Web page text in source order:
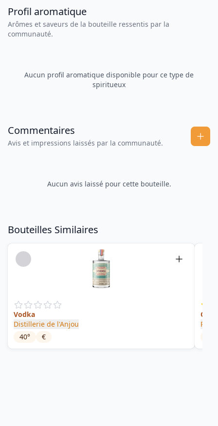
Profil aromatique
Arômes et saveurs de la bouteille ressentis par la
communauté.
Aucun profil aromatique disponible pour ce type de
spiritueux
Commentaires
Avis et impressions laissés par la communauté.
Aucun avis laissé pour cette bouteille.
Bouteilles Similaires
Vodka
Distillerie de l'Anjou
40° €